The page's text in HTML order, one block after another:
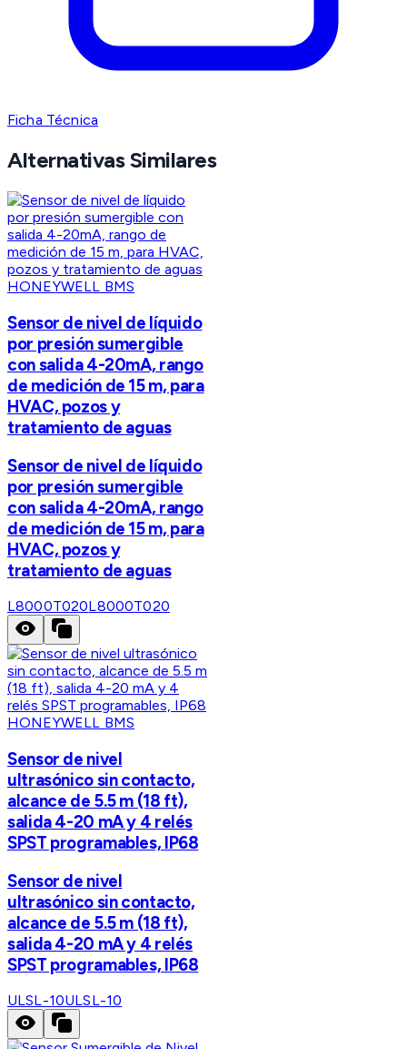
Ficha Técnica
Alternativas Similares
HONEYWELL BMS
Sensor de nivel de líquido
por presión sumergible
con salida 4-20mA, rango
de medición de 15 m, para
HVAC, pozos y
tratamiento de aguas
Sensor de nivel de líquido
por presión sumergible
con salida 4-20mA, rango
de medición de 15 m, para
HVAC, pozos y
tratamiento de aguas
L8000T020L8000T020
HONEYWELL BMS
Sensor de nivel
ultrasónico sin contacto,
alcance de 5.5 m (18 ft),
salida 4-20 mA y 4 relés
SPST programables, IP68
Sensor de nivel
ultrasónico sin contacto,
alcance de 5.5 m (18 ft),
salida 4-20 mA y 4 relés
SPST programables, IP68
ULSL-10ULSL-10